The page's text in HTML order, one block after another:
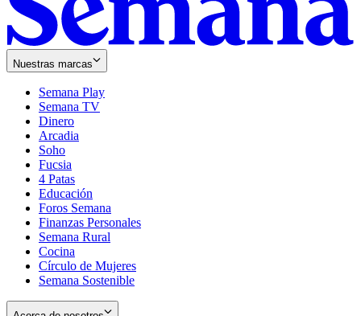
Nuestras marcas
Semana Play
Semana TV
Dinero
Arcadia
Soho
in
new
window
Fucsia
in
new
window
4 Patas
Educación
Foros Semana
Finanzas Personales
Semana Rural
Cocina
Círculo de Mujeres
Semana Sostenible